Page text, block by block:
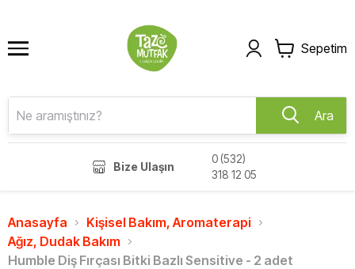
Sepetim
Ara
Bize Ulaşın
0 (532)
318 12 05
Anasayfa
Kişisel Bakım, Aromaterapi
Ağız, Dudak Bakım
Humble Diş Fırçası Bitki Bazlı Sensitive - 2 adet